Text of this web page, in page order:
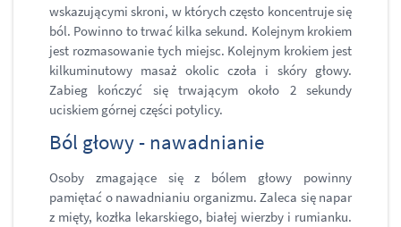
wskazującymi skroni, w których często koncentruje się
ból. Powinno to trwać kilka sekund. Kolejnym krokiem
jest rozmasowanie tych miejsc. Kolejnym krokiem jest
kilkuminutowy masaż okolic czoła i skóry głowy.
Zabieg kończyć się trwającym około 2 sekundy
uciskiem górnej części potylicy.
Ból głowy - nawadnianie
Osoby zmagające się z bólem głowy powinny
pamiętać o nawadnianiu organizmu. Zaleca się napar
z mięty, kozłka lekarskiego, białej wierzby i rumianku.